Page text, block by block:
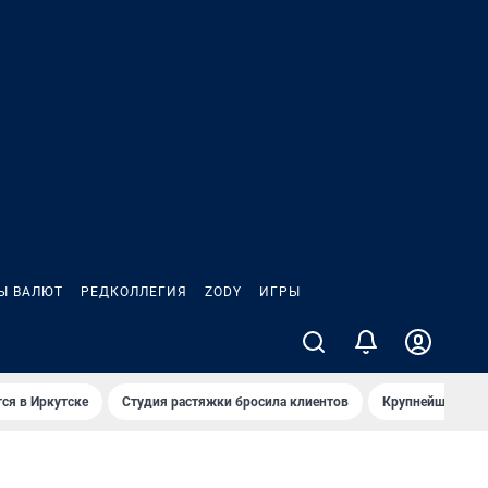
ВАЛЮТ РЕДКОЛЛЕГИЯ ZODY ИГРЫ
в Иркутске Студия растяжки бросила клиентов Крупнейшие